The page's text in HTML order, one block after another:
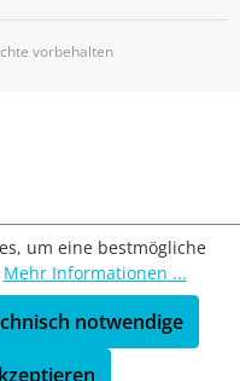
vorbehalten
um eine bestmögliche
Mehr Informationen ...
notwendige